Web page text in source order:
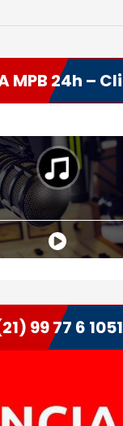
MPB 24h –
99 77 6 1051